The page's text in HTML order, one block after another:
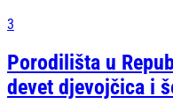
3
Porodilišta u
devet djevojčica i